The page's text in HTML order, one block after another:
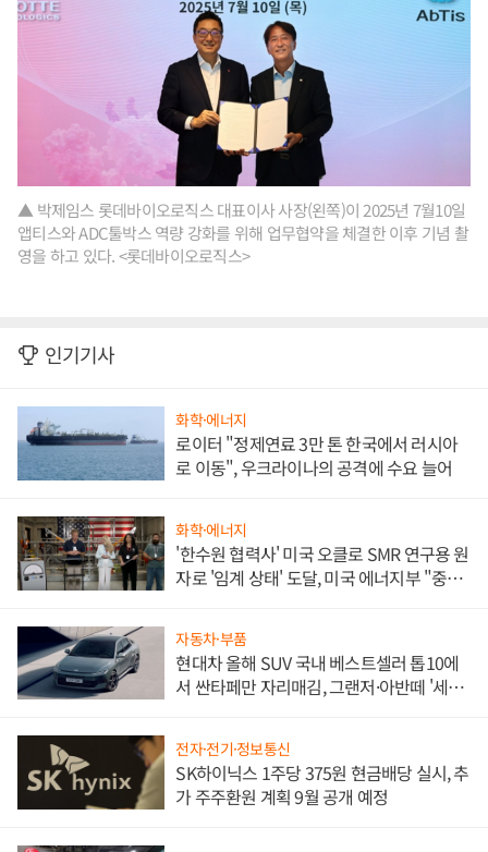
▲ 박제임스 롯데바이오로직스 대표이사 사장(왼쪽)이 2025년 7월10일
앱티스와 ADC툴박스 역량 강화를 위해 업무협약을 체결한 이후 기념 촬
영을 하고 있다. <롯데바이오로직스>
인기기사
화학·에너지
로이터 "정제연료 3만 톤 한국에서 러시아
로 이동", 우크라이나의 공격에 수요 늘어
화학·에너지
'한수원 협력사' 미국 오클로 SMR 연구용 원
자로 '임계 상태' 도달, 미국 에너지부 "중요
자동차·부품
현대차 올해 SUV 국내 베스트셀러 톱10에
서 싼타페만 자리매김, 그랜저·아반떼 '세단
전자·전기·정보통신
SK하이닉스 1주당 375원 현금배당 실시, 추
가 주주환원 계획 9월 공개 예정